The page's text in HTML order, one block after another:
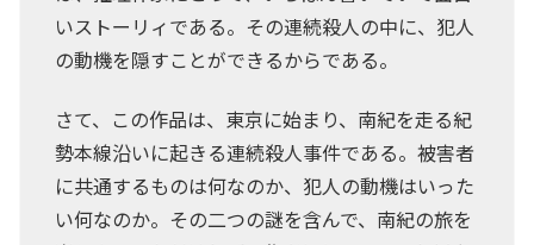
いストーリィである。その連続殺人の中に、犯人
の動機を隠すことができるからである。
さて、この作品は、東京に始まり、南紀を走る紀
勢本線沿いに起きる連続殺人事件である。被害者
に共通するものは何なのか、犯人の動機はいった
い何なのか。その二つの謎を含んで、南紀の旅を